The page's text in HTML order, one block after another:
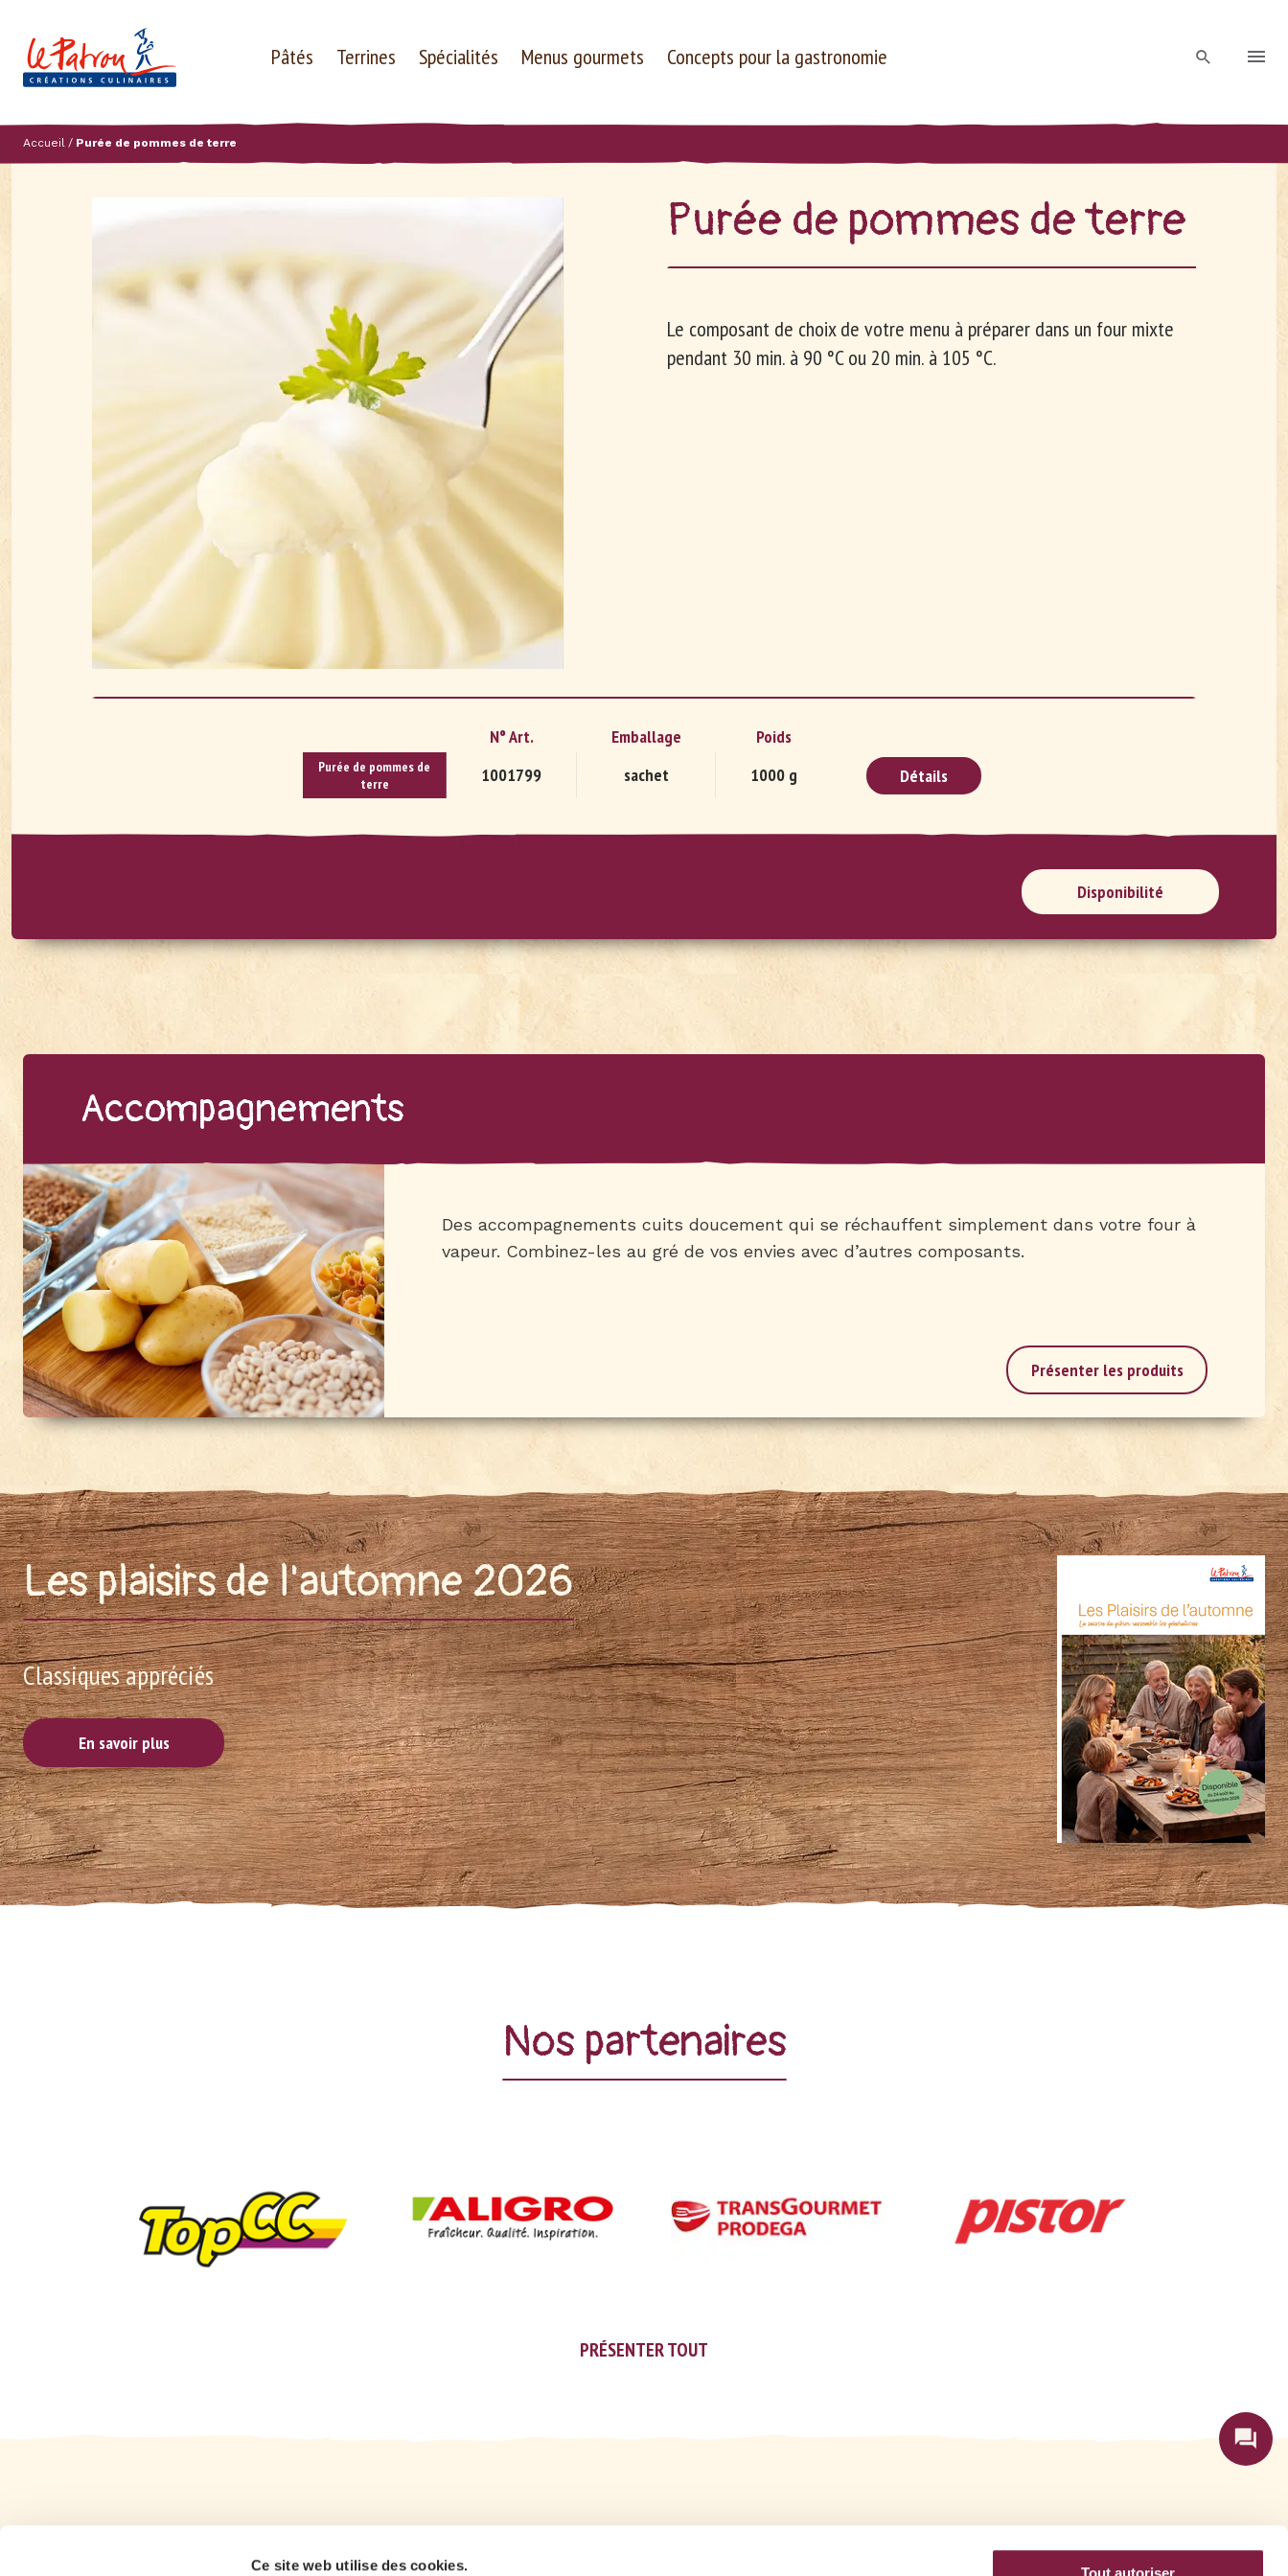
Ce site web utilise des cookies.
Pâtés Terrines Spécialités Menus gourmets Concepts pour la gastronomie
Accueil Purée de pommes de terre
Entreprise
Carrières
Pu­rée de pommes de terre
Le composant de choix de votre menu à préparer dans un four mixte
pendant 30 min. à 90 °C ou 20 min. à 105 °C.
N° Art. Emballage Poids
Pu­rée de pommes de
terre
1001799 sachet 1000 g Détails
Disponibilité
Ac­com­pa­gne­ments
Des accompagnements cuits doucement qui se réchauffent simplement dans votre four à
vapeur. Combinez-les au gré de vos envies avec d’autres composants.
Présenter les produits
Les plaisirs de l'automne 2026
Classiques appréciés
En savoir plus
Nos partenaires
PRÉSENTER TOUT
Rohrmattstrasse 1 CH-4461 Böckten